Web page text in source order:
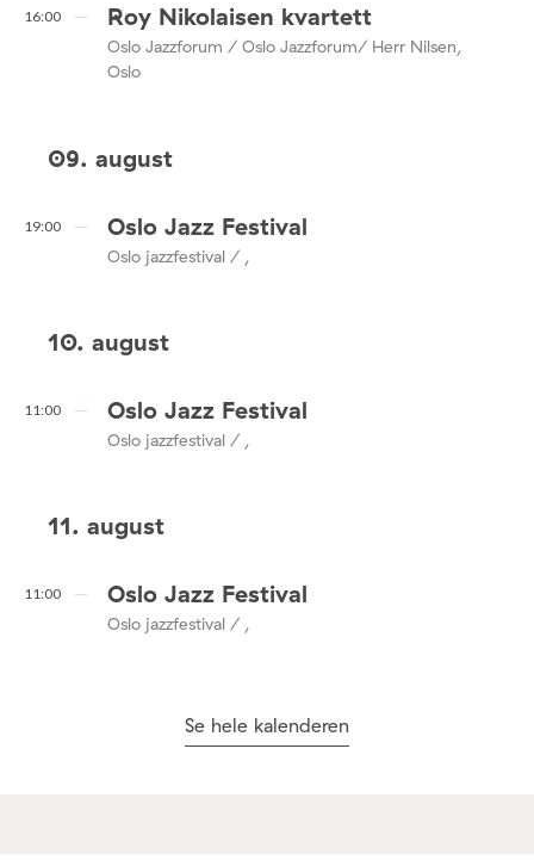
16:00 Roy Nikolaisen kvartett
Oslo Jazzforum / Oslo Jazzforum/ Herr Nilsen,
Oslo
09. august
19:00 Oslo Jazz Festival
Oslo jazzfestival / ,
10. august
11:00 Oslo Jazz Festival
Oslo jazzfestival / ,
11. august
11:00 Oslo Jazz Festival
Oslo jazzfestival / ,
Se hele kalenderen